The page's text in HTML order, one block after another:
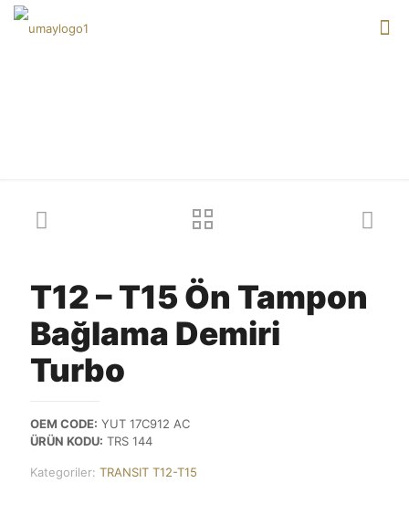
T12 – T15 Ön Tampon
Bağlama Demiri
Turbo
OEM CODE: YUT 17C912 AC
ÜRÜN KODU: TRS 144
Kategoriler: TRANSIT T12-T15